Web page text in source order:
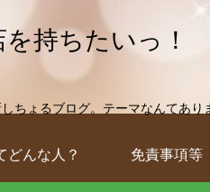
持ちたいっ！
ちょるブログ。テーマなんてあ
どんな人？ 免責事項等